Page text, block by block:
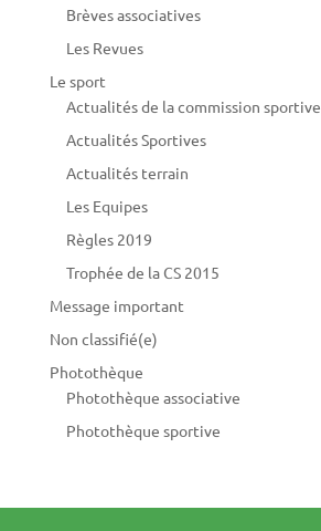
Brèves associatives
Les Revues
Le sport
Actualités de la commission sportive
Actualités Sportives
Actualités terrain
Les Equipes
Règles 2019
Trophée de la CS 2015
Message important
Non classifié(e)
Photothèque
Photothèque associative
Photothèque sportive